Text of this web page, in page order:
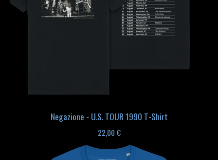
Negazione - U.S. TOUR 1990 T-Shirt
22,00 €